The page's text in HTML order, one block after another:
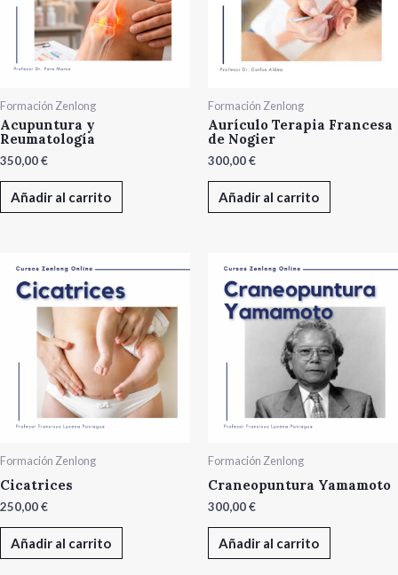
Formación Zenlong
Acupuntura y
Reumatología
350,00€
Añadir al carrito
Formación Zenlong
Aurículo Terapia Francesa
de Nogier
300,00€
Añadir al carrito
Formación Zenlong
Cicatrices
250,00€
Añadir al carrito
Formación Zenlong
Craneopuntura Yamamoto
300,00€
Añadir al carrito